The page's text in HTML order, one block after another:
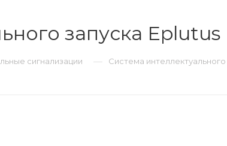
запуска Eplutus
сигнализации — Система интеллектуального